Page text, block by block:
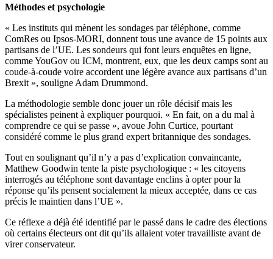
Méthodes et psychologie
« Les instituts qui mènent les sondages par téléphone, comme
ComRes ou Ipsos-MORI, donnent tous une avance de 15 points aux
partisans de l’UE. Les sondeurs qui font leurs enquêtes en ligne,
comme YouGov ou ICM, montrent, eux, que les deux camps sont au
coude-à-coude voire accordent une légère avance aux partisans d’un
Brexit », souligne Adam Drummond.
La méthodologie semble donc jouer un rôle décisif mais les
spécialistes peinent à expliquer pourquoi. « En fait, on a du mal à
comprendre ce qui se passe », avoue John Curtice, pourtant
considéré comme le plus grand expert britannique des sondages.
Tout en soulignant qu’il n’y a pas d’explication convaincante,
Matthew Goodwin tente la piste psychologique : « les citoyens
interrogés au téléphone sont davantage enclins à opter pour la
réponse qu’ils pensent socialement la mieux acceptée, dans ce cas
précis le maintien dans l’UE ».
Ce réflexe a déjà été identifié par le passé dans le cadre des élections
où certains électeurs ont dit qu’ils allaient voter travailliste avant de
virer conservateur.